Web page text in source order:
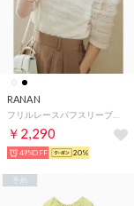
RANAN
フリルレースパフスリーブトップス （オフホワイト）
￥2,290
49%OFF 20%
予約